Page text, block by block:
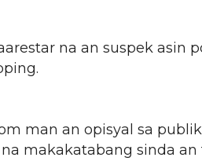
na an suspek asin
man an opisyal sa
makakatabang sinda